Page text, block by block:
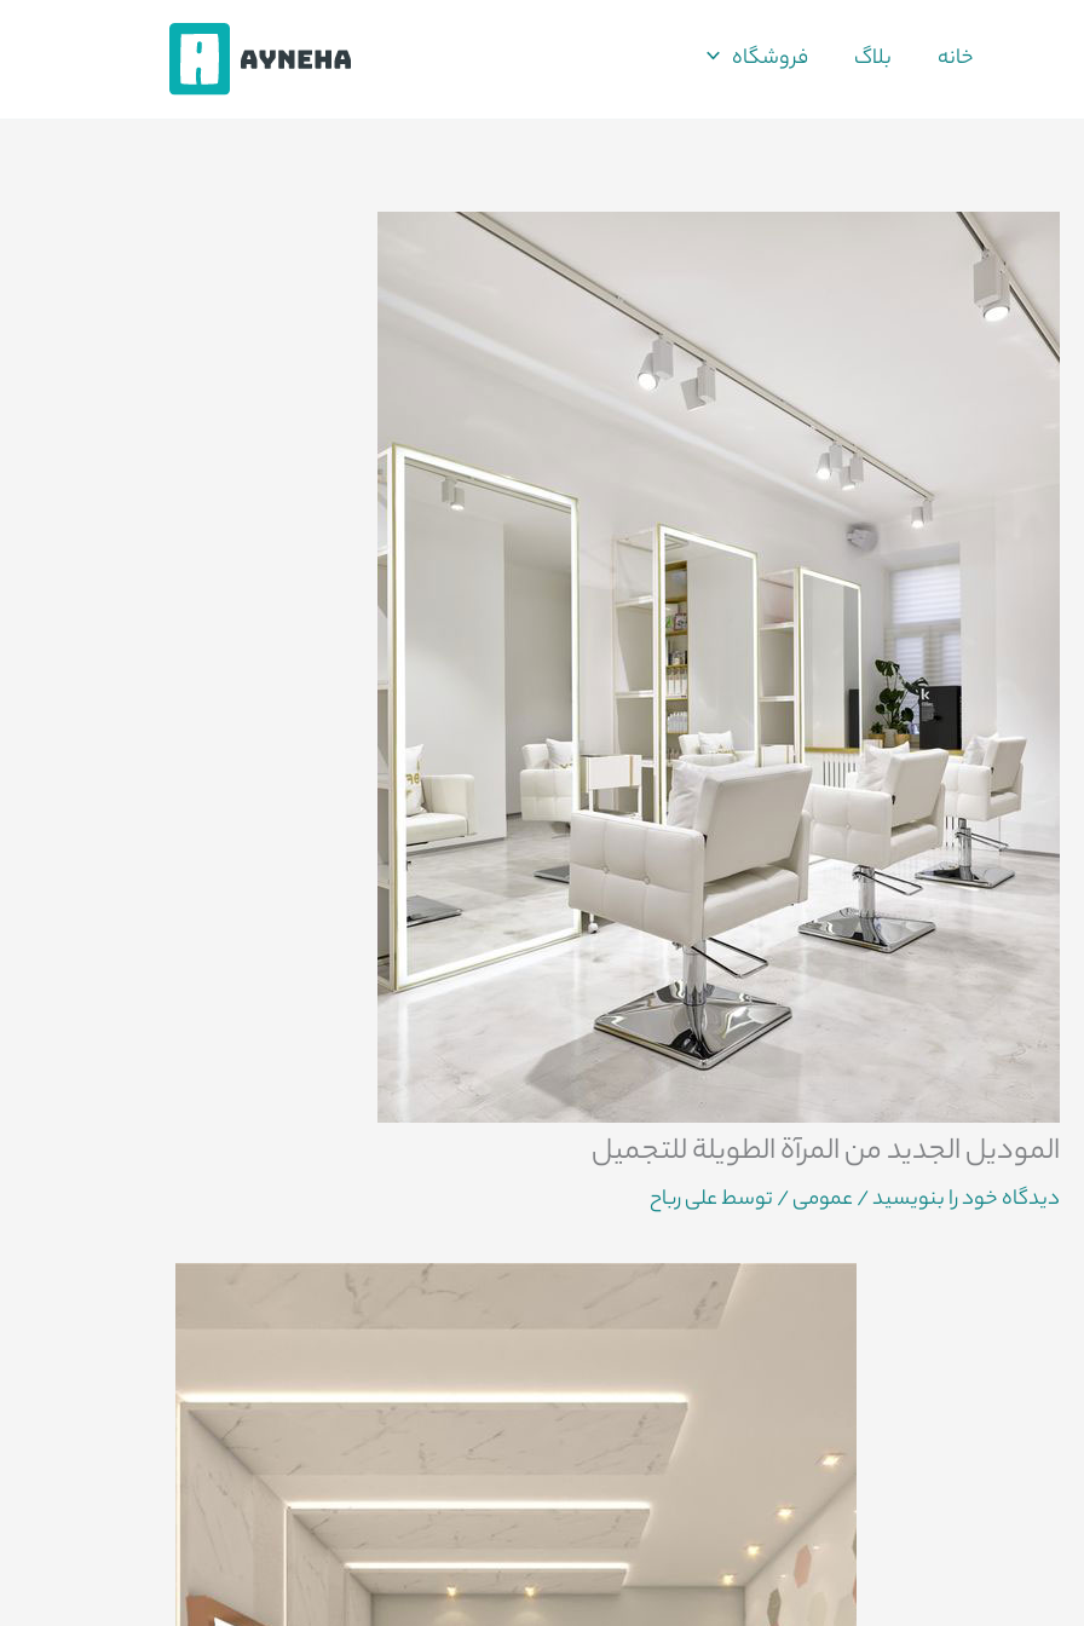
خانه بلاگ فروشگاه
الموديل الجديد من المرآة الطويلة للتجميل
دیدگاه‌ خود را بنویسید/عمومی/ توسطعلی رباح